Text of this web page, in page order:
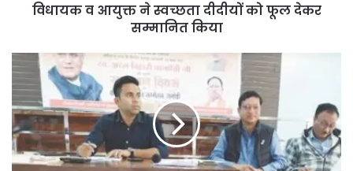
विधायक व आयुक्त ने स्वच्छता दीदीयों को फूल देकर
सम्मानित किया